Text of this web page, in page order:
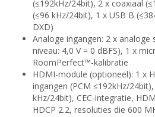
(≤192kHz/24bit), 2 x coaxiaal
(≤96 kHz/24bit), 1 x USB B
DXD)
Analoge ingangen: 2 x analoge
niveau: 4,0 V = 0 dBFS), 1 x
RoomPerfect™-kalibratie
HDMI-module (optioneel): 1 x
ingangen (PCM ≤192kHz/
kHz/24bit), CEC-integratie,
HDCP 2.2, resoluties die 600